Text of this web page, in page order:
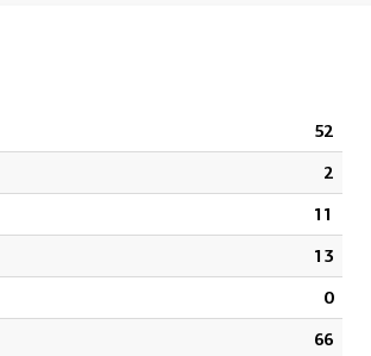
52
2
11
13
0
66